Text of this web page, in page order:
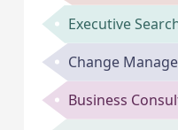
Executive
Change
Business